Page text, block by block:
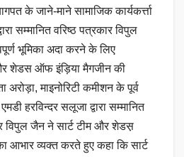
के जाने-माने सामाजिक कार्यकर्त्ता
सम्मानित वरिष्ठ पत्रकार विपुल
भूमिका अदा करने के लिए
शेडस ऑफ इंड़िया मैगजीन की
माइनोरिटी कमीशन के पूर्व
हरविन्दर सलूजा द्वारा सम्मानित
विपुल जैन ने सार्ट टीम और शेडस़
आभार व्यक्त करते हुए कहा कि सार्ट